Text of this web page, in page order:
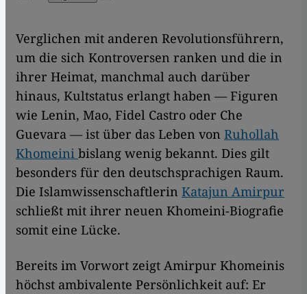
Verglichen mit anderen Revolutionsführern,
um die sich Kontroversen ranken und die in
ihrer Heimat, manchmal auch darüber
hinaus, Kultstatus erlangt haben — Figuren
wie Lenin, Mao, Fidel Castro oder Che
Guevara — ist über das Leben von Ruhollah
Khomeini bislang wenig bekannt. Dies gilt
besonders für den deutschsprachigen Raum.
Die Islamwissenschaftlerin Katajun Amirpur
schließt mit ihrer neuen Khomeini-Biografie
somit eine Lücke.
Bereits im Vorwort zeigt Amirpur Khomeinis
höchst ambivalente Persönlichkeit auf: Er